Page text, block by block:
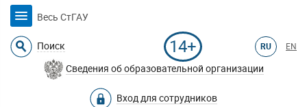
Весь СтГАУ
Поиск 14+ RU EN
Сведения об образовательной организации
Вход для сотрудников